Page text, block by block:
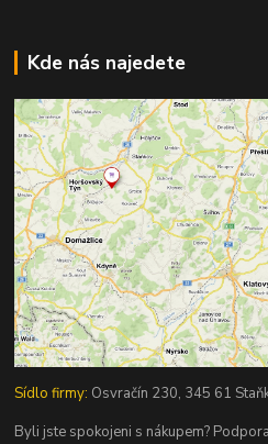
Kde nás najedete
Sídlo firmy: Osvračín 230, 345 61
Byli jste spokojeni s nákupem?